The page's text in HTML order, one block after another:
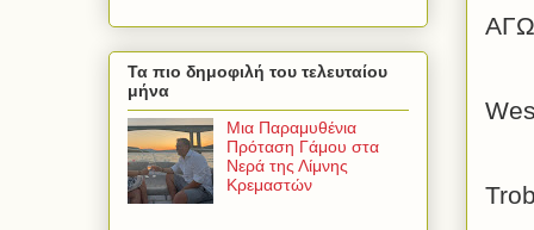
Τα πιο δημοφιλή του τελευταίου
μήνα
Μια Παραμυθένια
Πρόταση Γάμου στα
Νερά της Λίμνης
Κρεμαστών